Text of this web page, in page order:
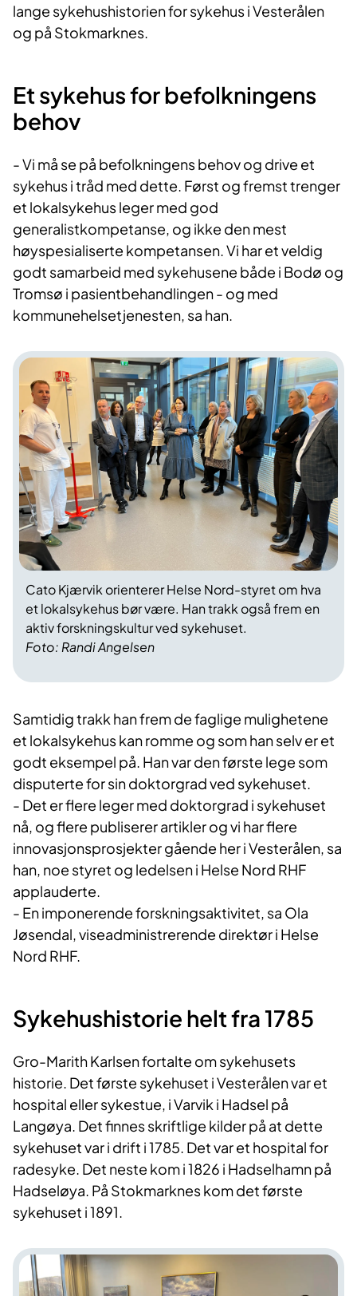
lange sykehushistorien for sykehus i Vesterålen
og på Stokmarknes.
Et sykehus for befolkningens
behov
- Vi må se på befolkningens behov og drive et
sykehus i tråd med dette. Først og fremst trenger
et lokalsykehus leger med god
generalistkompetanse, og ikke den mest
høyspesialiserte kompetansen. Vi har et veldig
godt samarbeid med sykehusene både i Bodø og
Tromsø i pasientbehandlingen - og med
kommunehelsetjenesten, sa han.
Foto: Randi Angelsen
Cato Kjærvik orienterer Helse Nord-styret om hva
et lokalsykehus bør være. Han trakk også frem en
aktiv forskningskultur ved sykehuset.
Samtidig trakk han frem de faglige mulighetene
et lokalsykehus kan romme og som han selv er et
godt eksempel på. Han var den første lege som
disputerte for sin doktorgrad ved sykehuset.
- Det er flere leger med doktorgrad i sykehuset
nå, og flere publiserer artikler og vi har flere
innovasjonsprosjekter gående her i Vesterålen, sa
han, noe styret og ledelsen i Helse Nord RHF
applauderte.
- En imponerende forskningsaktivitet, sa Ola
Jøsendal, viseadministrerende direktør i Helse
Nord RHF.
Sykehushistorie helt fra 1785
Gro-Marith Karlsen fortalte om sykehusets
historie. Det første sykehuset i Vesterålen var et
hospital eller sykestue, i Varvik i Hadsel på
Langøya. Det finnes skriftlige kilder på at dette
sykehuset var i drift i 1785. Det var et hospital for
radesyke. Det neste kom i 1826 i Hadselhamn på
Hadseløya. På Stokmarknes kom det første
sykehuset i 1891.